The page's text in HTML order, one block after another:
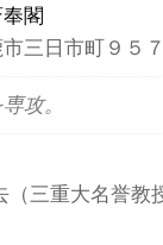
閣
三日市町９５７
攻。
（三重大名誉教